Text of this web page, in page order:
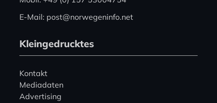
E-Mail: post@norwegeninfo.net
Kleingedrucktes
Kontakt
Mediadaten
Advertising